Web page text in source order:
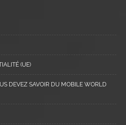
(UE)
DEVEZ SAVOIR DU MOBILE WORLD